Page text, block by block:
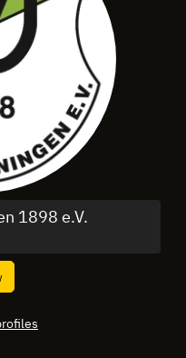
1898 e.V.